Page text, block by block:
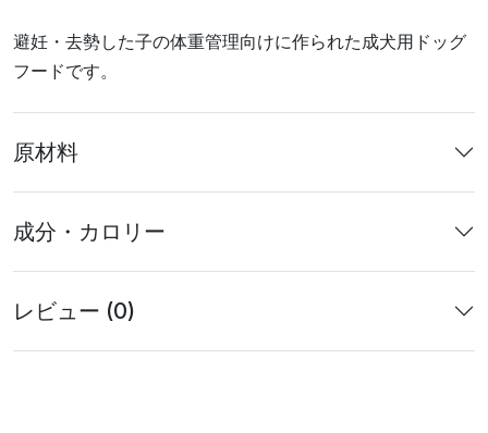
避妊・去勢した子の体重管理向けに作られた成犬用ドッグ
フードです。
原材料
成分・カロリー
レビュー (0)